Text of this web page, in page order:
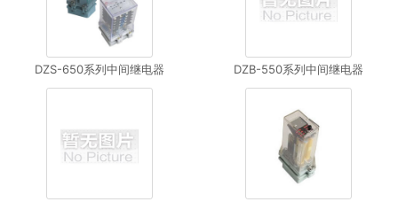
DZS-650系列中间继电器 DZB-550系列中间继电器